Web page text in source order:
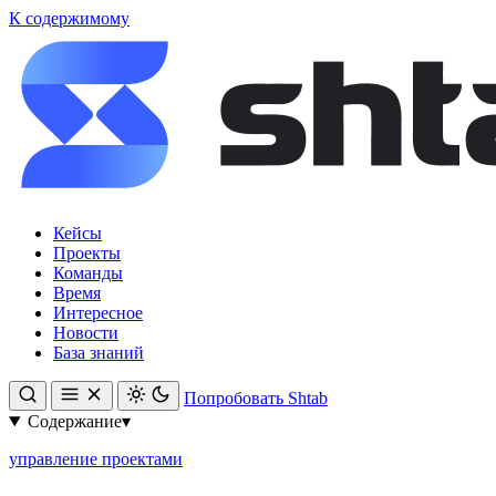
К содержимому
Кейсы
Проекты
Команды
Время
Интересное
Новости
База знаний
Попробовать Shtab
Содержание▾
управление проектами